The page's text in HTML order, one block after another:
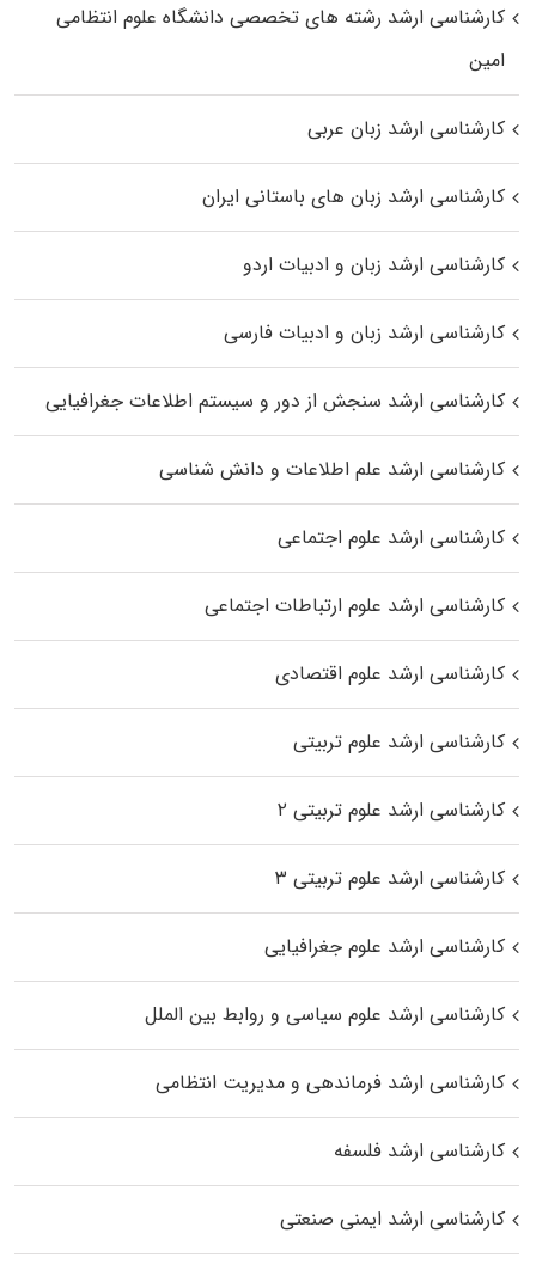
کارشناسی ارشد رﺷﺘﻪ ﻫﺎی تخصصی داﻧﺸﮕﺎه ﻋﻠﻮم انتظامی
اﻣﻴﻦ
کارشناسی ارشد زبان عربی
کارشناسی ارشد زبان‌ های باستانی ایران
کارشناسی ارشد زبان و ادبیات اردو
کارشناسی ارشد زبان و ادبیات فارسی
کارشناسی ارشد سنجش از دور و سیستم اطلاعات جغرافیایی
کارشناسی ارشد علم اطلاعات و دانش شناسی
کارشناسی ارشد علوم اجتماعی
کارشناسی ارشد علوم ارتباطات اجتماعی
کارشناسی ارشد علوم اقتصادی
کارشناسی ارشد علوم تربیتی
کارشناسی ارشد علوم تربیتی ۲
کارشناسی ارشد علوم تربیتی ۳
کارشناسی ارشد علوم جغرافیایی
کارشناسی ارشد علوم سیاسی و روابط بین الملل
کارشناسی ارشد فرماندهی و مدیریت انتظامی
کارشناسی ارشد فلسفه
کارشناسی ارشد ایمنی صنعتی